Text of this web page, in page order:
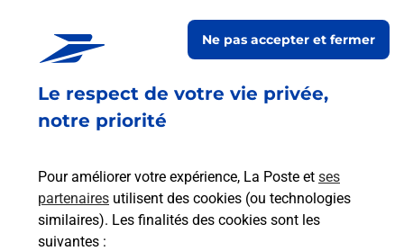
Le respect de votre vie privée,
notre priorité
Pour améliorer votre expérience, La Poste et ses
partenaires utilisent des cookies (ou technologies
similaires). Les finalités des cookies sont les
suivantes :
Ne pas accepter et fermer
Besoin d’un système de téléassistance à l’intérieur
SARREBOURG MESSMER.
En savoir plus